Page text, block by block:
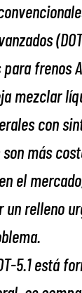
frenos
mezclar
con
más
el
un relleno
5.1 está